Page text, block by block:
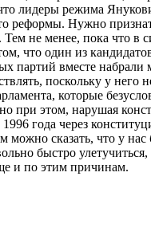
лидеры режима
реформы. Нужно
не менее, пока что в
что один из
партий вместе
поскольку у него
которые
при этом, нарушая
года через
сказать, что у
быстро
и по этим причинам.